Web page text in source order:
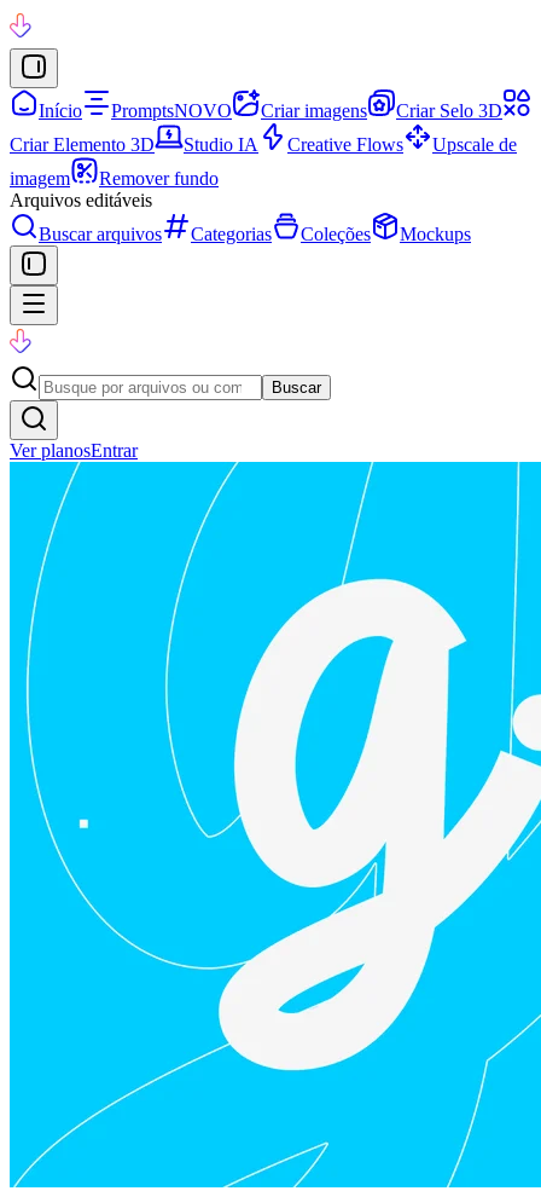
Início PromptsNOVO Criar imagens
Criar Selo 3D
Criar Elemento 3D
Studio IA Creative Flows
Upscale de
imagem
Remover fundo
Arquivos editáveis
Buscar arquivos
Categorias Coleções Mockups
Buscar
Ver planosEntrar